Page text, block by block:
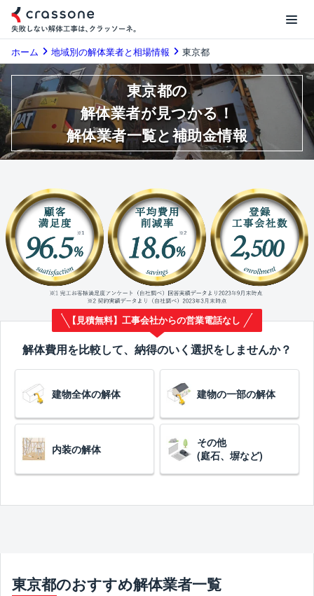
ホーム 地域別の解体業者と相場情報 東京都
東京都の
解体業者が見つかる！
解体業者一覧と補助金情報
【見積無料】工事会社からの営業電話なし
解体費用を比較して、納得のいく選択をしませんか？
建物全体の解体 建物の一部の解体
内装の解体
その他
(庭石、塀など)
東京都のおすすめ解体業者一覧